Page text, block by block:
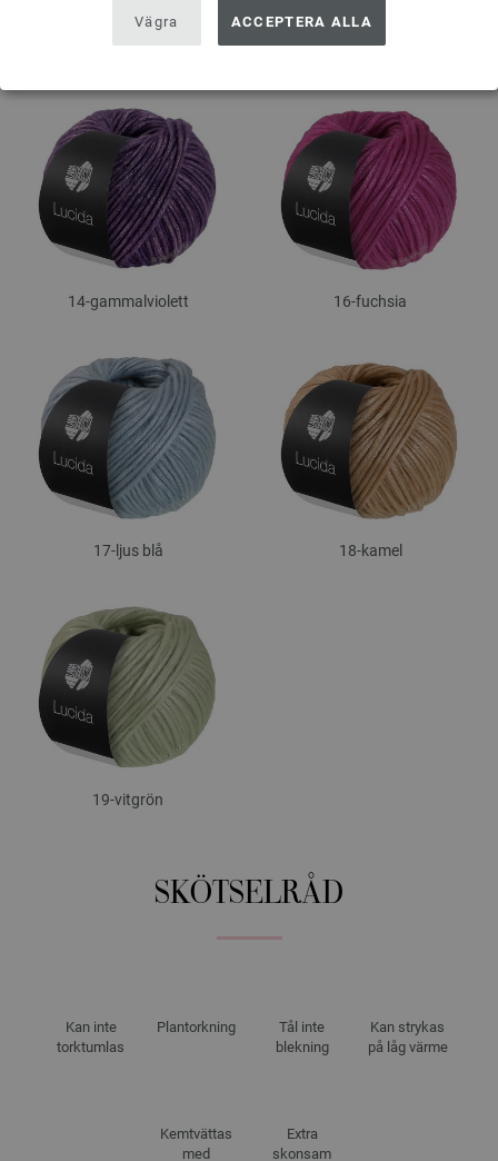
Vägra ACCEPTERA ALLA
11-laxorange 12-ljungröd
14-gammalviolett 16-fuchsia
17-ljus blå 18-kamel
19-vitgrön
SKÖTSELRÅD
Kan inte
torktumlas
Plantorkning
Tål inte
blekning
Kan strykas
på låg värme
Kemtvättas
med
Extra
skonsam